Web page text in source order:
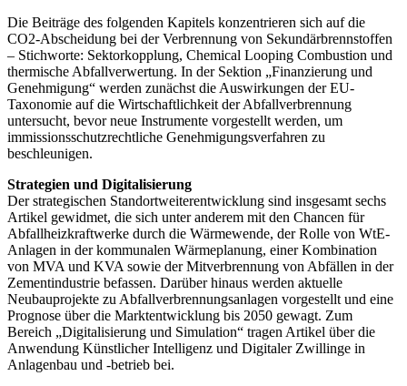
Die Beiträge des folgenden Kapitels konzentrieren sich auf die
CO2-Abscheidung bei der Verbrennung von Sekundärbrennstoffen
– Stichworte: Sektorkopplung, Chemical Looping Combustion und
thermische Abfallverwertung. In der Sektion „Finanzierung und
Genehmigung“ werden zunächst die Auswirkungen der EU-
Taxonomie auf die Wirtschaftlichkeit der Abfallverbrennung
untersucht, bevor neue Instrumente vorgestellt werden, um
immissionsschutzrechtliche Genehmigungsverfahren zu
beschleunigen.
Strategien und Digitalisierung
Der strategischen Standortweiterentwicklung sind insgesamt sechs
Artikel gewidmet, die sich unter anderem mit den Chancen für
Abfallheizkraftwerke durch die Wärmewende, der Rolle von WtE-
Anlagen in der kommunalen Wärmeplanung, einer Kombination
von MVA und KVA sowie der Mitverbrennung von Abfällen in der
Zementindustrie befassen. Darüber hinaus werden aktuelle
Neubauprojekte zu Abfallverbrennungsanlagen vorgestellt und eine
Prognose über die Marktentwicklung bis 2050 gewagt. Zum
Bereich „Digitalisierung und Simulation“ tragen Artikel über die
Anwendung Künstlicher Intelligenz und Digitaler Zwillinge in
Anlagenbau und -betrieb bei.